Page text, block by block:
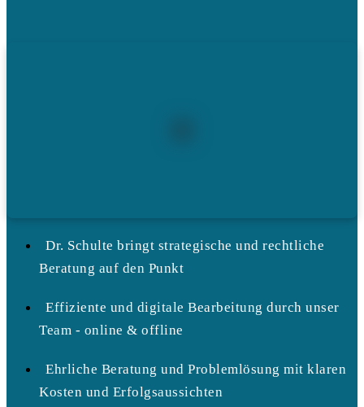
Dr. Schulte bringt strategische und rechtliche
Beratung auf den Punkt
Effiziente und digitale Bearbeitung durch unser
Team - online & offline
Ehrliche Beratung und Problemlösung mit klaren
Kosten und Erfolgsaussichten